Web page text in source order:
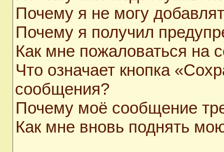
Почему я не могу
Почему я получил
Как мне пожаловаться на
Что означает кнопка
сообщения?
Почему моё сообщение
Как мне вновь поднять